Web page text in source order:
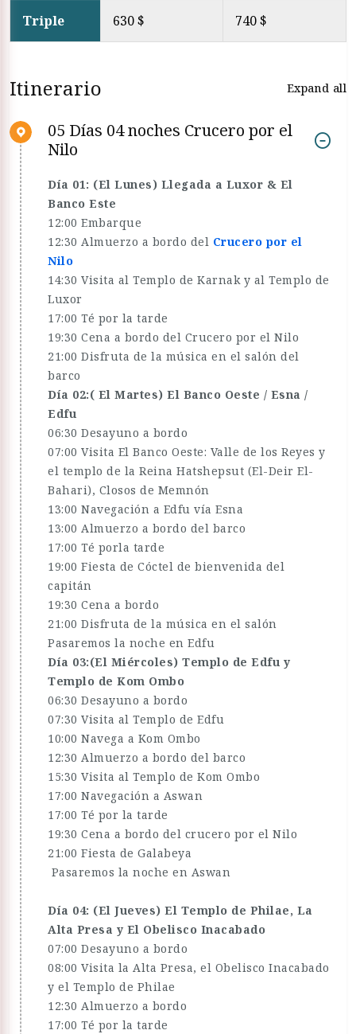
Triple 630 $ 740 $
Itinerario Expand all
05 Días 04 noches Crucero por el
Nilo
Día 01: (El Lunes) Llegada a Luxor & El
Banco Este
12:00 Embarque
12:30 Almuerzo a bordo del Crucero por el
Nilo
14:30 Visita al Templo de Karnak y al Templo de
Luxor
17:00 Té por la tarde
19:30 Cena a bordo del Crucero por el Nilo
21:00 Disfruta de la música en el salón del
barco
Día 02:( El Martes) El Banco Oeste / Esna /
Edfu
06:30 Desayuno a bordo
07:00 Visita El Banco Oeste: Valle de los Reyes y
el templo de la Reina Hatshepsut (El-Deir El-
Bahari), Closos de Memnón
13:00 Navegación a Edfu vía Esna
13:00 Almuerzo a bordo del barco
17:00 Té porla tarde
19:00 Fiesta de Cóctel de bienvenida del
capitán
19:30 Cena a bordo
21:00 Disfruta de la música en el salón
Pasaremos la noche en Edfu
Día 03:(El Miércoles) Templo de Edfu y
Templo de Kom Ombo
06:30 Desayuno a bordo
07:30 Visita al Templo de Edfu
10:00 Navega a Kom Ombo
12:30 Almuerzo a bordo del barco
15:30 Visita al Templo de Kom Ombo
17:00 Navegación a Aswan
17:00 Té por la tarde
19:30 Cena a bordo del crucero por el Nilo
21:00 Fiesta de Galabeya
Pasaremos la noche en Aswan
Día 04: (El Jueves) El Templo de Philae, La
Alta Presa y El Obelisco Inacabado
07:00 Desayuno a bordo
08:00 Visita la Alta Presa, el Obelisco Inacabado
y el Templo de Philae
12:30 Almuerzo a bordo
17:00 Té por la tarde